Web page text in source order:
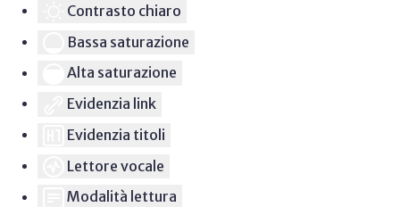
Contrasto chiaro
Bassa saturazione
Alta saturazione
Evidenzia link
Evidenzia titoli
Lettore vocale
Modalità lettura